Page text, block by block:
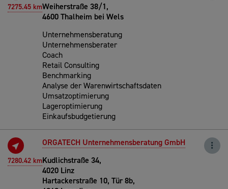
7275.45 kmWeiherstraße 38/1,
4600 Thalheim bei Wels
Unternehmensberatung
Unternehmensberater
Coach
Retail Consulting
Benchmarking
Analyse der Warenwirtschaftsdaten
Umsatzoptimierung
Lageroptimierung
Einkaufsbudgetierung
7280.42 km
ORGATECH Unternehmensberatung GmbH
Kudlichstraße 34,
4020 Linz
Hartackerstraße 10, Tür 8b,